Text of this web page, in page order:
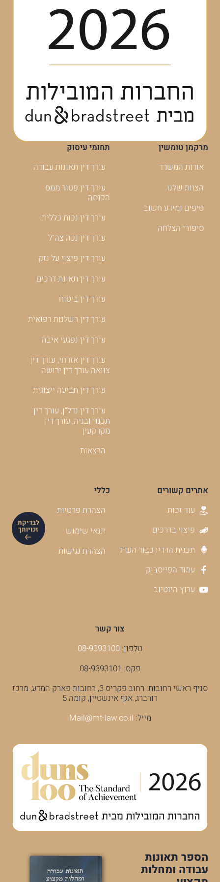
לבדיקת
זכויותך
מרקמן טומשין
אודות המשרד
הצוות שלנו
טיפים ומידע חשוב
סיפורי הצלחה
תחומי עיסוק
עורך דין תאונות עבודה
עורך דין פטור ממס
הכנסה
עורך דין נכות כללית
עורך דין נכה צה"ל
עורך דין פיצוי על נזק
עורך דין תאונת דרכים
עורך דין ביטוח
עורך דין רשלנות רפואית
עורך דין נפגעי איבה
עורך דין אזרחי, עורך דין
צוואה עורך דין ירושה
עורך דין תביעה ייצוגית
עורך דין נדל"ן, עורך דין
תכנון ובניה, עורך דין
מקרקעין
הרצאות
אתרים קשורים
עוד זכות
פיצוי בדרכים
תכנית הרדיו כבוד העו"ד
עמוד הפייסבוק
ערוץ היוטיוב
כללי
הצהרת פרטיות
תנאי שימוש
הצהרת נגישות
צור קשר
טלפון: 08-9393100
פקס: 08-9393101
סניף ראשי רחובות: רחוב פקריס 3, רחובות פארק המדע, מרכז
רורברג, אגף אינשטיין, קומה 5
מייל: Mail@mt-law.co.il
הספר תאונות
עבודה ומחלות